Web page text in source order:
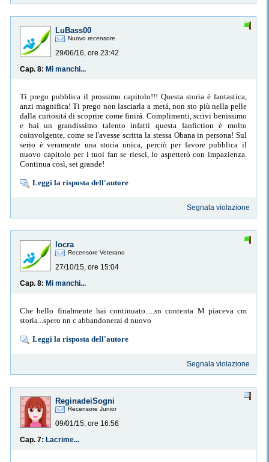
LuBass00
Nuovo recensore
29/06/16, ore 23:42
Cap. 8: Mi manchi...
Ti prego pubblica il prossimo capitolo!!! Questa storia è fantastica,
anzi magnifica! Ti prego non lasciarla a metá, non sto più nella pelle
dalla curiositá di scoprire come finirá. Complimenti, scrivi benissimo
e hai un grandissimo talento infatti questa fanfiction è molto
coinvolgente, come se l'avesse scritta la stessa Obana in persona! Sul
serio è veramente una storia unica, perciò per favore pubblica il
nuovo capitolo per i tuoi fan se riesci, lo aspetterò con impazienza.
Continua così, sei grande!
Leggi la risposta dell'autore
Segnala violazione
locra
Recensore Veterano
27/10/15, ore 15:04
Cap. 8: Mi manchi...
Che bello finalmente hai continuato.....sn contenta M piaceva cm
storia...spero nn c abbandonerai d nuovo
Leggi la risposta dell'autore
Segnala violazione
ReginadeiSogni
Recensore Junior
09/01/15, ore 16:56
Cap. 7: Lacrime...